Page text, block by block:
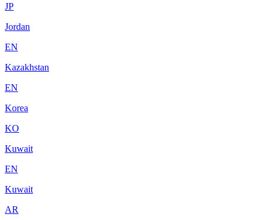
JP
Jordan
EN
Kazakhstan
EN
Korea
KO
Kuwait
EN
Kuwait
AR